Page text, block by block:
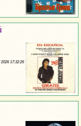
2026 17:32:26